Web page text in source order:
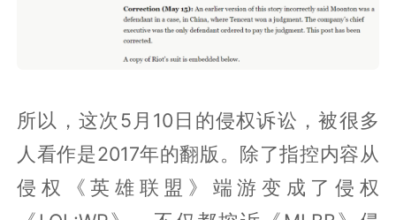
所以，这次5月10日的侵权诉讼，被很多
人看作是2017年的翻版。除了指控内容从
侵权《英雄联盟》端游变成了侵权